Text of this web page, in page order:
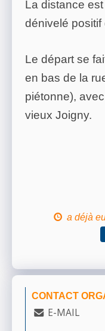
La distance
dénivelé positif
Le départ se
en bas de la
piétonne),
vieux Joigny.
a déjà
CONTACT
E-MAIL